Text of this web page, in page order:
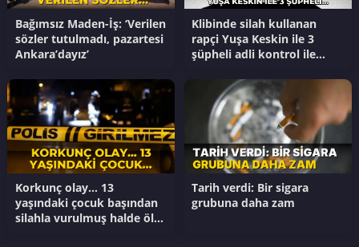
Bağımsız Maden-İş: ‘Verilen
sözler tutulmadı, pazartesi
Ankara’dayız’
Klibinde silah kullanan
rapçi Yuşa Keskin ile 3
şüpheli adli kontrol ile
Korkunç olay... 13
yaşındaki çocuk başından
silahla vurulmuş halde ölü
Tarih verdi: Bir sigara
grubuna daha zam